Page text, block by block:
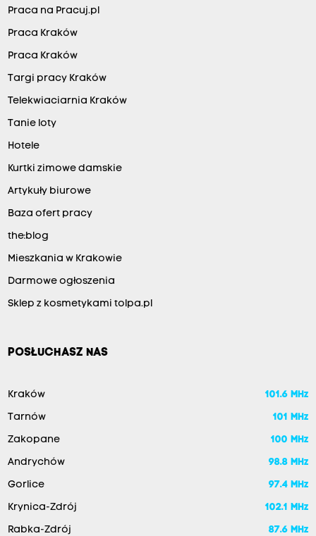
Praca na Pracuj.pl
Praca Kraków
Praca Kraków
Targi pracy Kraków
Telekwiaciarnia Kraków
Tanie loty
Hotele
Kurtki zimowe damskie
Artykuły biurowe
Baza ofert pracy
the:blog
Mieszkania w Krakowie
Darmowe ogłoszenia
Sklep z kosmetykami tolpa.pl
POSŁUCHASZ NAS
Kraków 101.6 MHz
Tarnów 101 MHz
Zakopane 100 MHz
Andrychów 98.8 MHz
Gorlice 97.4 MHz
Krynica-Zdrój 102.1 MHz
Rabka-Zdrój 87.6 MHz